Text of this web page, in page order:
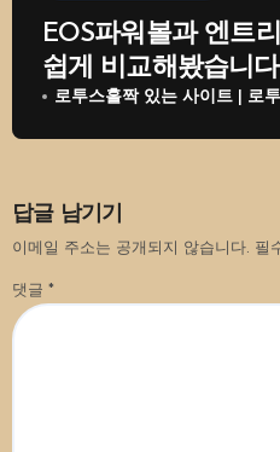
EOS파워볼과 엔트
쉽게 비교해봤습니다
로투스홀짝 있는 사이트 | 로
답글 남기기
이메일 주소는 공개되지 않습니다. 필
댓글 *